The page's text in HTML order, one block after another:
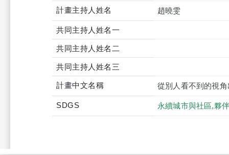
計畫主持人姓名 趙曉雯
共同主持人姓名一
共同主持人姓名二
共同主持人姓名三
計畫中文名稱 從別人看不到的視
SDGS 永續城市與社區,夥